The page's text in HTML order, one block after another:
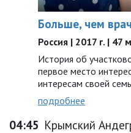
Больше, чем врач
Россия | 2017 г. |
История об
первое место
интересам своей
подробнее
04:45 Крымский